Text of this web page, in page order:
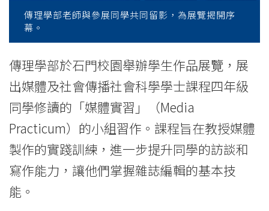
Exhibition
to
showcase
students’
work
College
News
傳理學部老師與參展同學共同留影，為展覽揭開序
幕。
傳理學部於石門校園舉辦學生作品展覽，展
出媒體及社會傳播社會科學學士課程四年級
同學修讀的「媒體實習」（Media
Practicum）的小組習作。課程旨在教授媒體
製作的實踐訓練，進一步提升同學的訪談和
寫作能力，讓他們掌握雜誌編輯的基本技
能。